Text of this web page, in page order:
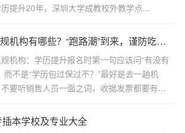
提升20年，深圳大学成教校外教学点...
机构有哪些？“跑路潮”到来，谨防吃
机构：学历提升报名时第一句应该问“有没有
而不是“学历包过保过不？”最好是去一趟机
要听销售人员一面之词，收据发票都要有。
本学校及专业大全